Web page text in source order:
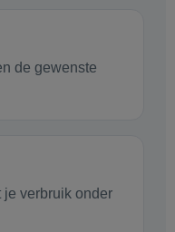
de gewenste
je verbruik onder